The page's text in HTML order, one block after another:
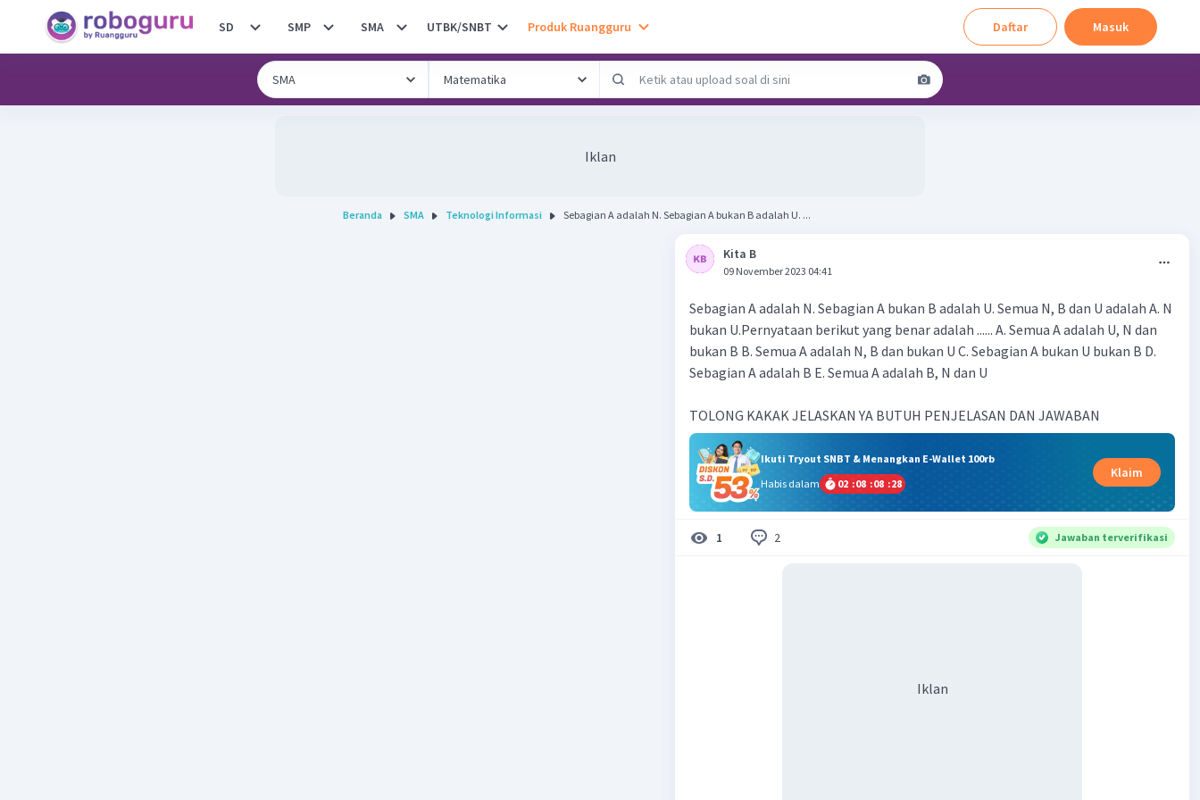
SD SMP SMA UTBK/SNBT Produk Ruangguru Daftar Masuk
Iklan
Beranda SMA Teknologi Informasi Sebagian A adalah N. Sebagian A bukan B adalah U. ...
Kita B
09 November 2023 04:41
Sebagian A adalah N. Sebagian A bukan B adalah U. Semua N, B dan U adalah A. N
bukan U.Pernyataan berikut yang benar adalah ...... A. Semua A adalah U, N dan
bukan B B. Semua A adalah N, B dan bukan U C. Sebagian A bukan U bukan B D.
Sebagian A adalah B E. Semua A adalah B, N dan U
TOLONG KAKAK JELASKAN YA BUTUH PENJELASAN DAN JAWABAN
Ikuti Tryout SNBT & Menangkan E-Wallet 100rb
Habis dalam
02 :08 :08 :27
Klaim
1 2 Jawaban terverifikasi
Iklan